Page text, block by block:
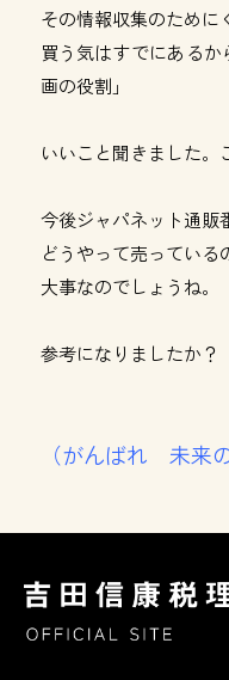
その情報収集のために
買う気はすでにある
画の役割」
いいこと聞きました。
今後ジャパネット通販
どうやって売っている
大事なのでしょうね。
参考になりましたか？
（がんばれ 未来